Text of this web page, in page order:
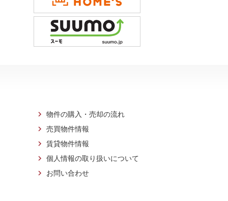
物件の購入・売却の流れ
売買物件情報
賃貸物件情報
個人情報の取り扱いについて
お問い合わせ